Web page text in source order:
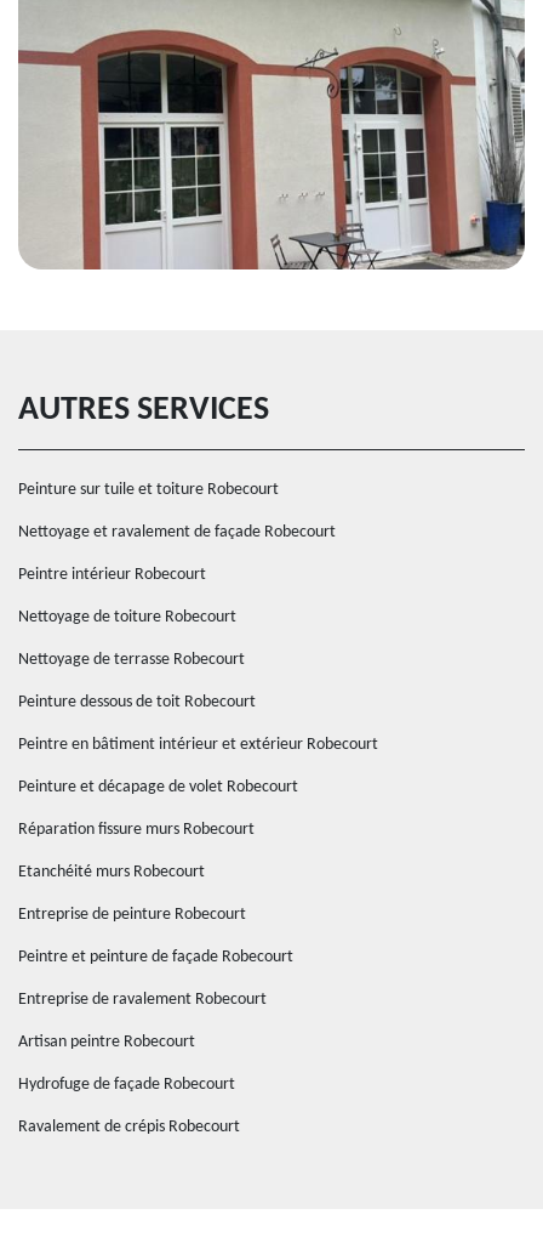
AUTRES SERVICES
Peinture sur tuile et toiture Robecourt
Nettoyage et ravalement de façade Robecourt
Peintre intérieur Robecourt
Nettoyage de toiture Robecourt
Nettoyage de terrasse Robecourt
Peinture dessous de toit Robecourt
Peintre en bâtiment intérieur et extérieur Robecourt
Peinture et décapage de volet Robecourt
Réparation fissure murs Robecourt
Etanchéité murs Robecourt
Entreprise de peinture Robecourt
Peintre et peinture de façade Robecourt
Entreprise de ravalement Robecourt
Artisan peintre Robecourt
Hydrofuge de façade Robecourt
Ravalement de crépis Robecourt